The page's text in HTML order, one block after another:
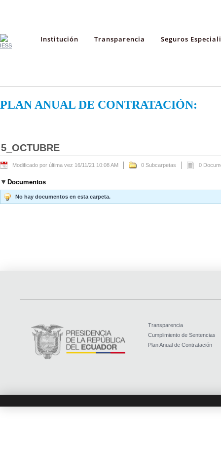
Institución Transparencia Seguros
PLAN ANUAL DE CONTRATACIÓN:
5_OCTUBRE
Modificado por última vez 16/11/21 10:08 AM 0 Subcarpetas 0
Documentos
No hay documentos en esta carpeta.
Transparencia
Cumplimiento de Sentencias
Plan Anual de Contratación